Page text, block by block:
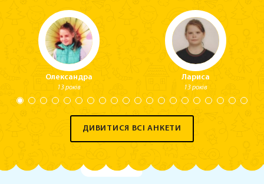
Олександра
13 років
Лариса
13 років
ДИВИТИСЯ ВСІ АНКЕТИ